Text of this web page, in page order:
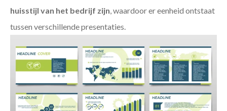
huisstijl van het bedrijf zijn, waardoor er eenheid ontstaat
tussen verschillende presentaties.